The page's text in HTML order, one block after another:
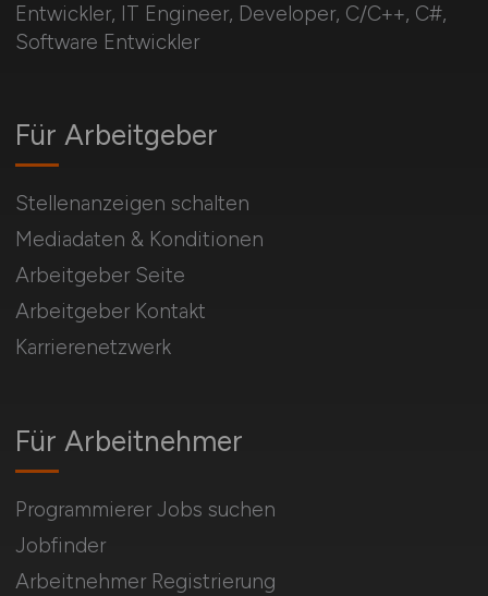
Entwickler, IT Engineer, Developer, C/C++, C#,
Software Entwickler
Für Arbeitnehmer
Programmierer Jobs suchen
Jobfinder
Arbeitnehmer Registrierung
Für Arbeitgeber
Stellenanzeigen schalten
Mediadaten & Konditionen
Arbeitgeber Seite
Arbeitgeber Kontakt
Karrierenetzwerk